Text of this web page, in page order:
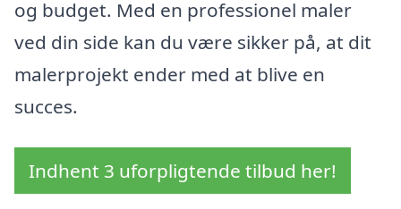
og budget. Med en professionel maler
ved din side kan du være sikker på, at dit
malerprojekt ender med at blive en
succes.
Indhent 3 uforpligtende tilbud her!